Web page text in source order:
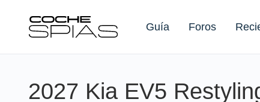
Guía Foros
Buscar:
2027 Kia EV5